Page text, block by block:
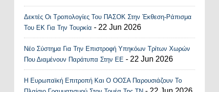
Δεκτές Οι Τροπολογίες Του ΠΑΣΟΚ Στην Έκθεση-Ράπισμα
Του ΕΚ Για Την Τουρκία - 22 Jun 2026
Νέο Σύστημα Για Την Επιστροφή Υπηκόων Τρίτων Χωρών
Που Διαμένουν Παράτυπα Στην ΕΕ - 22 Jun 2026
Η Ευρωπαϊκή Επιτροπή Και Ο ΟΟΣΑ Παρουσιάζουν Το